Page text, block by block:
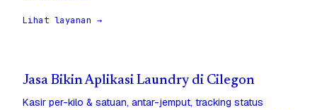
Lihat layanan →
Jasa Bikin Aplikasi Laundry di Cilegon
Kasir per-kilo & satuan, antar-jemput, tracking status